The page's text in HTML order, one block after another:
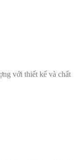
với thiết kế và chất